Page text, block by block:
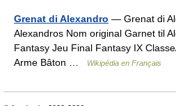
Grenat di Alexandro — Grenat di
Alexandros Nom original Garnet til
Fantasy Jeu Final Fantasy IX
Arme Bâton …
Wikipédia en Français